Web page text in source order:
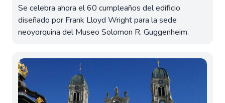
Se celebra ahora el 60 cumpleaños del edificio
diseñado por Frank Lloyd Wright para la sede
neoyorquina del Museo Solomon R. Guggenheim.